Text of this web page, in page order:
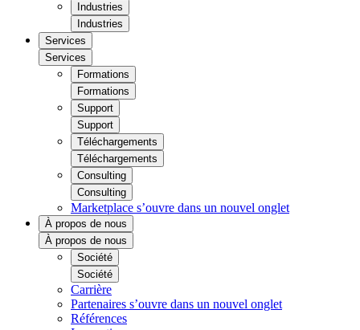
Industries
Industries
Services
Services
Formations
Formations
Support
Support
Téléchargements
Téléchargements
Consulting
Consulting
Marketplace s’ouvre dans un nouvel onglet
À propos de nous
À propos de nous
Société
Société
Carrière
Partenaires s’ouvre dans un nouvel onglet
Références